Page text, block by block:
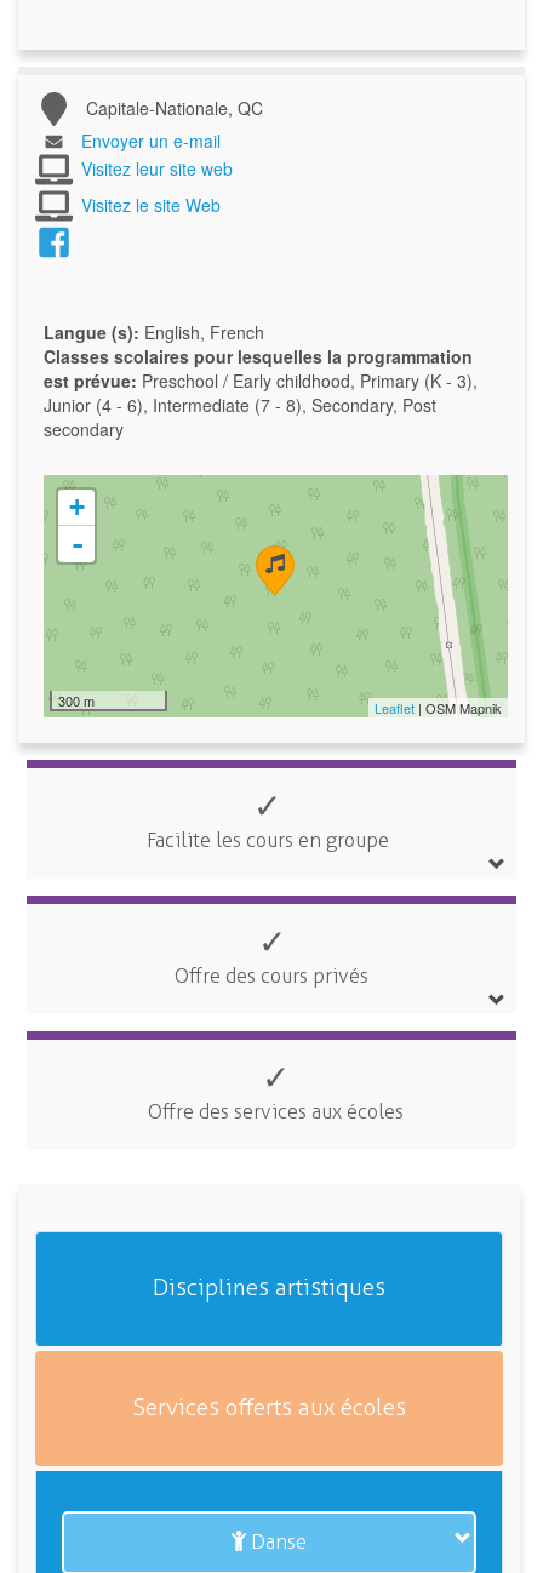
Capitale-Nationale, QC
Envoyer un e-mail
Visitez leur site web
Visitez le site Web
Langue (s): English, French
Classes scolaires pour lesquelles la programmation
est prévue: Preschool / Early childhood, Primary (K - 3),
Junior (4 - 6), Intermediate (7 - 8), Secondary, Post
secondary
+
-
300 m Leaflet | OSM Mapnik
✓
Facilite les cours en groupe
✓
Offre des cours privés
✓
Offre des services aux écoles
Disciplines artistiques
Services offerts aux écoles
Danse